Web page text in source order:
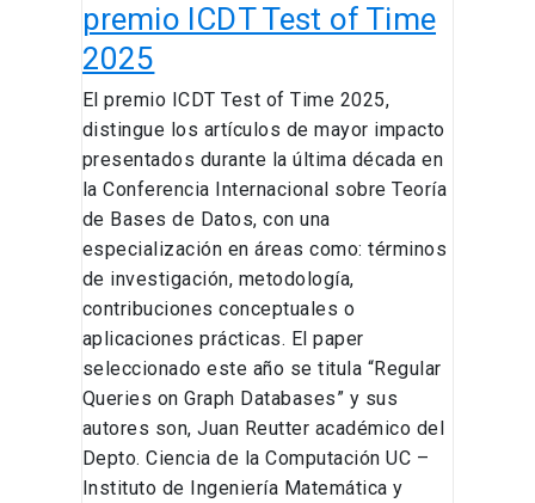
premio ICDT Test of Time
2025
El premio ICDT Test of Time 2025,
distingue los artículos de mayor impacto
presentados durante la última década en
la Conferencia Internacional sobre Teoría
de Bases de Datos, con una
especialización en áreas como: términos
de investigación, metodología,
contribuciones conceptuales o
aplicaciones prácticas. El paper
seleccionado este año se titula “Regular
Queries on Graph Databases” y sus
autores son, Juan Reutter académico del
Depto. Ciencia de la Computación UC –
Instituto de Ingeniería Matemática y
el
premio
ICDT
Test
of
Time
2025